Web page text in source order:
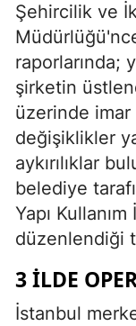
Şehircilik ve
raporlarında;
şirketin
üzerinde imar
değişiklikler
aykırılıklar
belediye
Yapı
düzenlendiği
3 İLDE
İstanbul